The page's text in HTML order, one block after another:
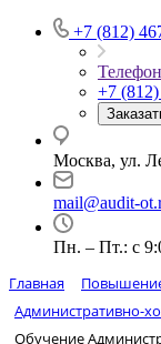
+7 (812)
+7
Москва, ул.
mail@audit-
Пн. – Пт.: с
Главная
Административно-
Обучение